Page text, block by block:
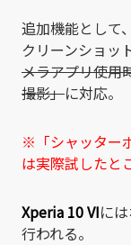
追加機能として、
クリーンショッ
メラアプリ使用
撮影」に対応。
※「シャッター
は実際試したと
Xperia 10 VIに
行われる。